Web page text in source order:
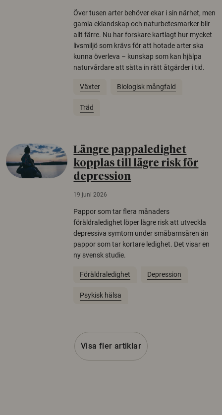
Över tusen arter behöver ekar i sin närhet, men
gamla eklandskap och naturbetesmarker blir
allt färre. Nu har forskare kartlagt hur mycket
livsmiljö som krävs för att hotade arter ska
kunna överleva – kunskap som kan hjälpa
naturvårdare att sätta in rätt åtgärder i tid.
Växter Biologisk mångfald
Träd
Längre pappaledighet
kopplas till lägre risk för
depression
19 juni 2026
Pappor som tar flera månaders
föräldraledighet löper lägre risk att utveckla
depressiva symtom under småbarnsåren än
pappor som tar kortare ledighet. Det visar en
ny svensk studie.
Föräldraledighet Depression
Psykisk hälsa
Visa fler artiklar